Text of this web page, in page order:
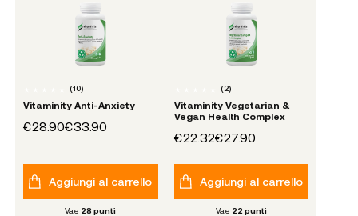
(10)
Vitaminity Anti-Anxiety
€28.90€33.90
Aggiungi al carrello
Vale 28 punti
(2)
Vitaminity Vegetarian &
Vegan Health Complex
€22.32€27.90
Aggiungi al carrello
Vale 22 punti